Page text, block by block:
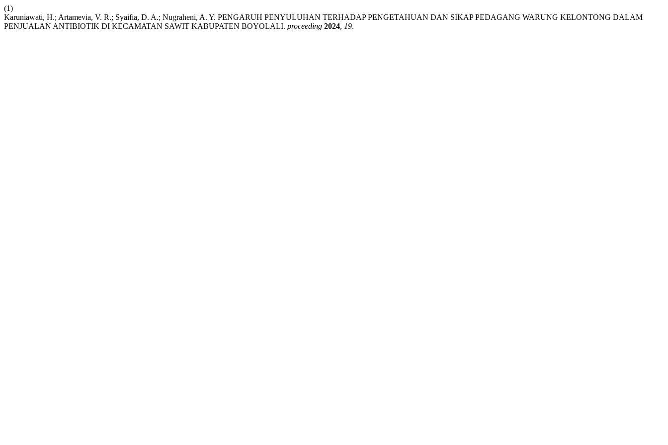
(1)
Karuniawati, H.; Artamevia, V. R.; Syaifia, D. A.; Nugraheni, A. Y. PENGARUH PENYULUHAN TERHADAP PENGETAHUAN DAN SIKAP PEDAGANG WARUNG KELONTONG DALAM
PENJUALAN ANTIBIOTIK DI KECAMATAN SAWIT KABUPATEN BOYOLALI. proceeding 2024, 19.